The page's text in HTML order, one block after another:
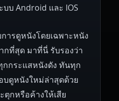
บบ Android และ IOS
รดูหนังโดยเฉพาะหนัง
ที่สุด มาที่นี่ รับรองว่า
กระแสหนังดัง ทันทุก
บดูหนังใหม่ล่าสุดด้วย
กหรือค้างให้เสีย